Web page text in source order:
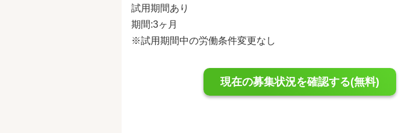
試用期間あり
期間:3ヶ月
※試用期間中の労働条件変更なし
現在の募集状況を確認する(無料)